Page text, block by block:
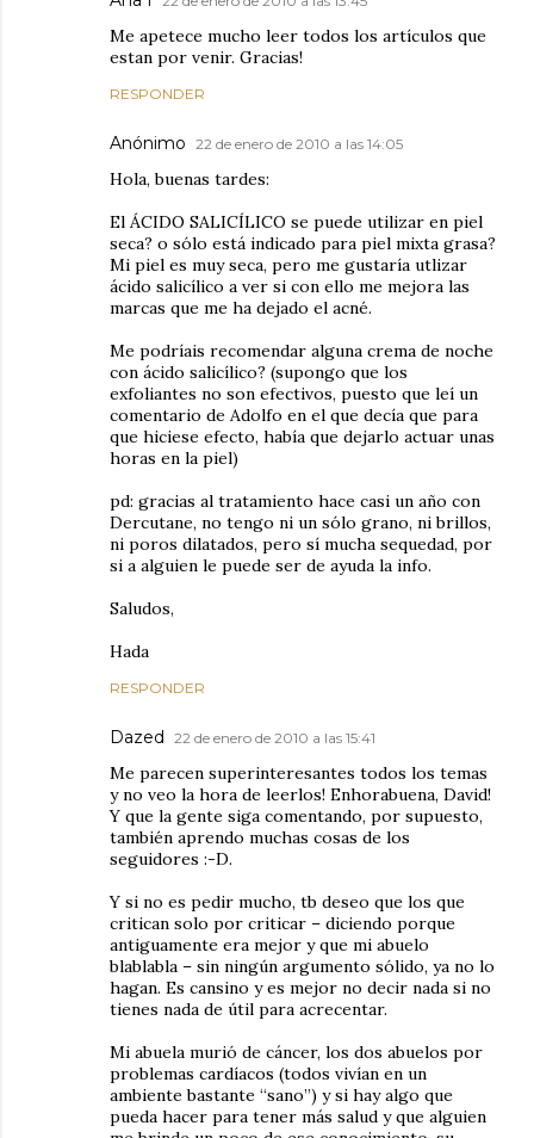
Me apetece mucho leer todos los artículos que
estan por venir. Gracias!
RESPONDER
Anónimo 22 de enero de 2010 a las 14:05
Hola, buenas tardes:
El ÁCIDO SALICÍLICO se puede utilizar en piel
seca? o sólo está indicado para piel mixta grasa?
Mi piel es muy seca, pero me gustaría utlizar
ácido salicílico a ver si con ello me mejora las
marcas que me ha dejado el acné.
Me podríais recomendar alguna crema de noche
con ácido salicílico? (supongo que los
exfoliantes no son efectivos, puesto que leí un
comentario de Adolfo en el que decía que para
que hiciese efecto, había que dejarlo actuar unas
horas en la piel)
pd: gracias al tratamiento hace casi un año con
Dercutane, no tengo ni un sólo grano, ni brillos,
ni poros dilatados, pero sí mucha sequedad, por
si a alguien le puede ser de ayuda la info.
Saludos,
Hada
RESPONDER
Dazed 22 de enero de 2010 a las 15:41
Me parecen superinteresantes todos los temas
y no veo la hora de leerlos! Enhorabuena, David!
Y que la gente siga comentando, por supuesto,
también aprendo muchas cosas de los
seguidores :-D.
Y si no es pedir mucho, tb deseo que los que
critican solo por criticar – diciendo porque
antiguamente era mejor y que mi abuelo
blablabla – sin ningún argumento sólido, ya no lo
hagan. Es cansino y es mejor no decir nada si no
tienes nada de útil para acrecentar.
Mi abuela murió de cáncer, los dos abuelos por
problemas cardíacos (todos vivían en un
ambiente bastante “sano”) y si hay algo que
pueda hacer para tener más salud y que alguien